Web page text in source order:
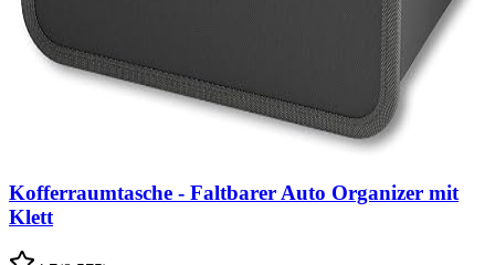
Kofferraumtasche - Faltbarer Auto Organizer mit
Klett